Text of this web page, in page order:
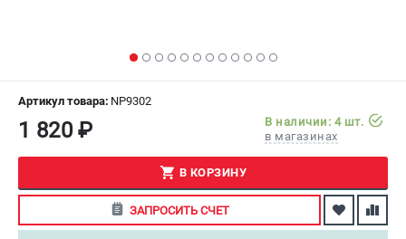
СЕРВИС
МАГАЗИНЫ
( 0 )
ПОДДЕРЖКА
Сервисный центр
Артикул товара: NP9302
1 820 ₽
В наличии: 4 шт.
в магазинах
В КОРЗИНУ
ЗАПРОСИТЬ СЧЕТ